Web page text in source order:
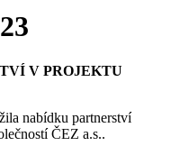
V PROJEKTU
nabídku partnerství
ČEZ a.s..